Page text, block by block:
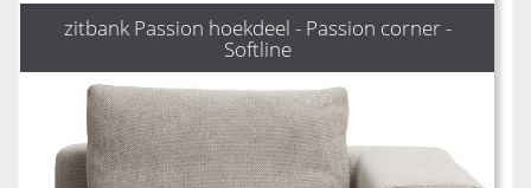
zitbank Passion hoekdeel - Passion corner -
Softline